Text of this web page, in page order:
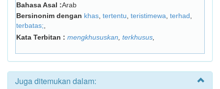
Bahasa Asal :Arab
Bersinonim dengan khas tertentu teristimewa terhad
terbatas;
Kata Terbitan : mengkhususkan terkhusus
Juga ditemukan dalam: